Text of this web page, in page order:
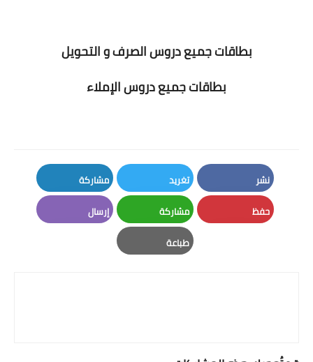
بطاقات جميع دروس الصرف و التحويل
بطاقات جميع دروس الإملاء
نشر
Facebook
تغريد
Twitter
مشاركة
LinkedIn
حفظ مشاركة
Whatsapp
إرسال
طباعة